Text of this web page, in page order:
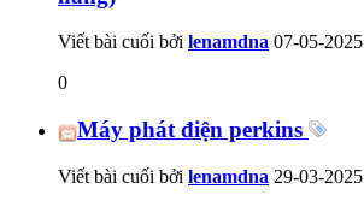
Viết bài cuối bởi lenamdna 07-05-2025
0
Máy phát điện perkins
Viết bài cuối bởi lenamdna 29-03-2025